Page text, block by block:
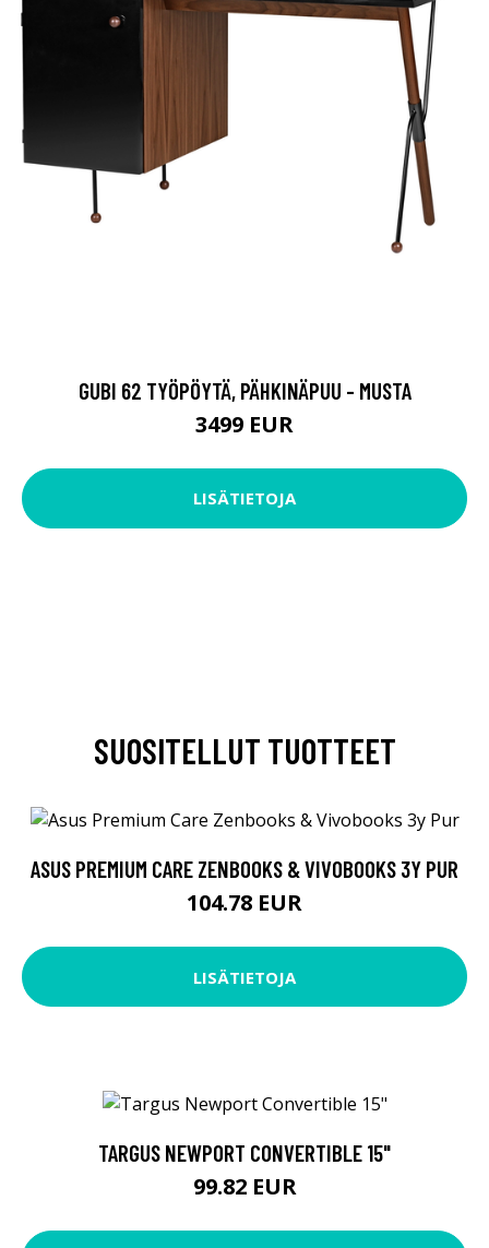
GUBI 62 TYÖPÖYTÄ, PÄHKINÄPUU - MUSTA
3499 EUR
LISÄTIETOJA
SUOSITELLUT TUOTTEET
ASUS PREMIUM CARE ZENBOOKS & VIVOBOOKS 3Y PUR
104.78 EUR
LISÄTIETOJA
TARGUS NEWPORT CONVERTIBLE 15"
99.82 EUR